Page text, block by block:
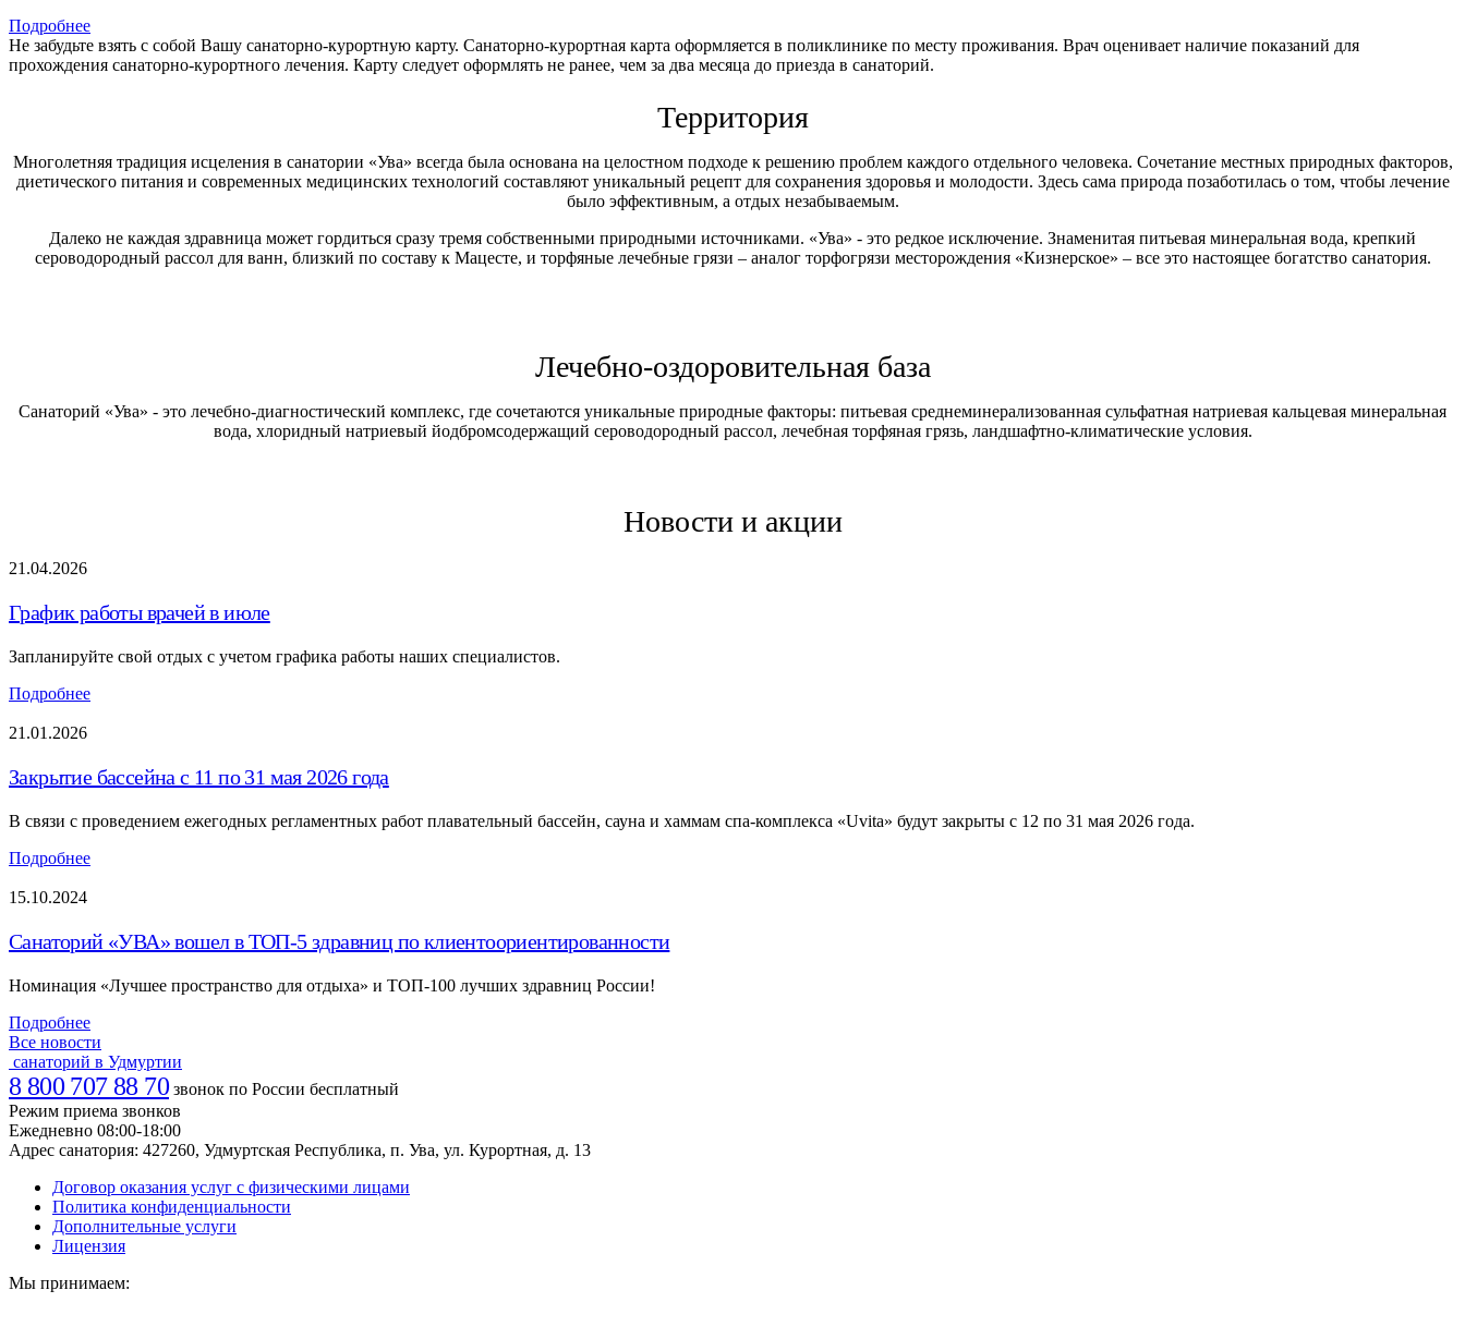
Подробнее
Не забудьте взять с собой Вашу санаторно-курортную карту. Санаторно-курортная карта оформляется в поликлинике по месту проживания. Врач оценивает наличие показаний для
прохождения санаторно-курортного лечения. Карту следует оформлять не ранее, чем за два месяца до приезда в санаторий.
Территория
Многолетняя традиция исцеления в санатории «Ува» всегда была основана на целостном подходе к решению проблем каждого отдельного человека. Сочетание местных природных факторов,
диетического питания и современных медицинских технологий составляют уникальный рецепт для сохранения здоровья и молодости. Здесь сама природа позаботилась о том, чтобы лечение
было эффективным, а отдых незабываемым.
Далеко не каждая здравница может гордиться сразу тремя собственными природными источниками. «Ува» - это редкое исключение. Знаменитая питьевая минеральная вода, крепкий
сероводородный рассол для ванн, близкий по составу к Мацесте, и торфяные лечебные грязи – аналог торфогрязи месторождения «Кизнерское» – все это настоящее богатство санатория.
Лечебно-оздоровительная база
Санаторий «Ува» - это лечебно-диагностический комплекс, где сочетаются уникальные природные факторы: питьевая среднеминерализованная сульфатная натриевая кальцевая минеральная
вода, хлоридный натриевый йодбромсодержащий сероводородный рассол, лечебная торфяная грязь, ландшафтно-климатические условия.
Новости и акции
21.04.2026
График работы врачей в июле
Запланируйте свой отдых с учетом графика работы наших специалистов.
Подробнее
21.01.2026
Закрытие бассейна с 11 по 31 мая 2026 года
В связи с проведением ежегодных регламентных работ плавательный бассейн, сауна и хаммам спа-комплекса «Uvita» будут закрыты с 12 по 31 мая 2026 года.
Подробнее
15.10.2024
Санаторий «УВА» вошел в ТОП-5 здравниц по клиентоориентированности
Номинация «Лучшее пространство для отдыха» и ТОП-100 лучших здравниц России!
Подробнее
Все новости
санаторий в Удмуртии
8 800 707 88 70 звонок по России бесплатный
Режим приема звонков
Ежедневно 08:00-18:00
Адрес санатория: 427260, Удмуртская Республика, п. Ува, ул. Курортная, д. 13
Договор оказания услуг с физическими лицами
Политика конфиденциальности
Дополнительные услуги
Лицензия
Мы принимаем: